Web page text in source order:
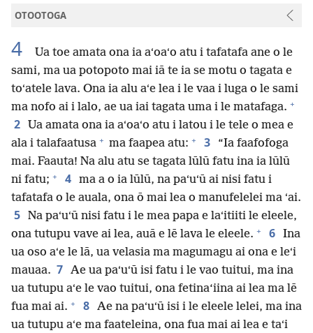
OTOOTOGA
4
Ua toe amata ona ia aʻoaʻo atu i tafatafa ane o le
sami, ma ua potopoto mai iā te ia se motu o tagata e
toʻatele lava. Ona ia alu aʻe lea i le vaa i luga o le sami
ma nofo ai i lalo, ae ua iai tagata uma i le matafaga. +
2
Ua amata ona ia aʻoaʻo atu i latou i le tele o mea e
ala i talafaatusa + ma faapea atu: + 3
“Ia faafofoga
mai. Faauta! Na alu atu se tagata lūlū fatu ina ia lūlū
ni fatu; + 4 ma a o ia lūlū, na paʻuʻū ai nisi fatu i
tafatafa o le auala, ona ō mai lea o manufelelei ma ʻai.
5 Na paʻuʻū nisi fatu i le mea papa e laʻitiiti le eleele,
ona tutupu vave ai lea, auā e lē lava le eleele. + 6 Ina
ua oso aʻe le lā, ua velasia ma magumagu ai ona e leʻi
mauaa. 7 Ae ua paʻuʻū isi fatu i le vao tuitui, ma ina
ua tutupu aʻe le vao tuitui, ona fetina‘iina ai lea ma lē
fua mai ai. + 8 Ae na paʻuʻū isi i le eleele lelei, ma ina
ua tutupu aʻe ma faateleina, ona fua mai ai lea e taʻi